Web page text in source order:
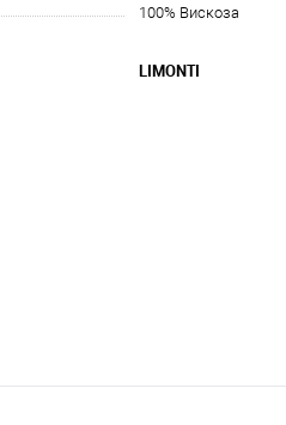
100% Вискоза
LIMONTI